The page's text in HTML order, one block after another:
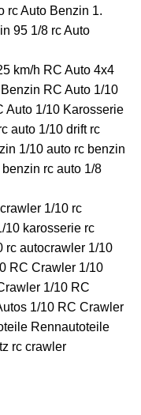
rc Auto Benzin 1.
95 1/8 rc Auto
km/h RC Auto 4x4
RC Auto 1/10
Auto 1/10 Karosserie
auto 1/10 drift rc
1/10 auto rc benzin
rc auto 1/8
1/10 rc
10 karosserie rc
rc autocrawler 1/10
RC Crawler 1/10
1/10 RC
1/10 RC Crawler
Rennautoteile
rc crawler